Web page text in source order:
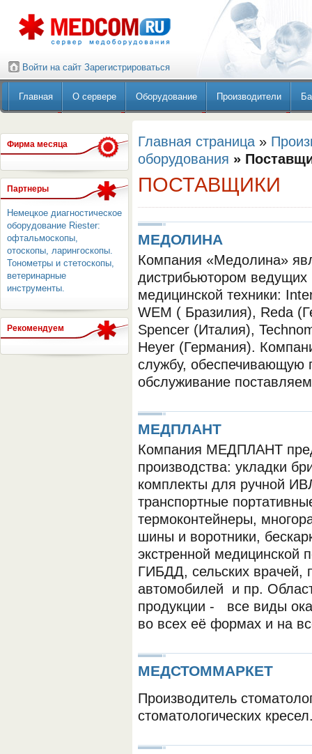
СЕРВЕР МЕДИЦИНСКОГО
Войти на сайт Зарегистрироваться
Главная О сервере Оборудование Производители
Фирма месяца
Партнеры
Немецкое диагностическое
оборудование Riester:
офтальмоскопы,
отоскопы, ларингоскопы.
Тонометры и стетоскопы,
ветеринарные
инструменты.
Рекомендуем
Главная страница »
оборудования »
ПОСТАВЩИКИ
МЕДОЛИНА
Компания «Медолина»
дистрибьютором
медицинской техники:
WEM ( Бразилия), Reda
Spencer (Италия),
Heyer (Германия).
службу, обеспечивающую
обслуживание
МЕДПЛАНТ
Компания МЕДПЛАНТ
производства: укладки
комплекты для ручной
транспортные
термоконтейнеры,
шины и воротники,
экстренной
ГИБДД, сельских
автомобилей и пр.
продукции - все виды
во всех её формах и на
МЕДСТОММАРКЕТ
Производитель
стоматологических